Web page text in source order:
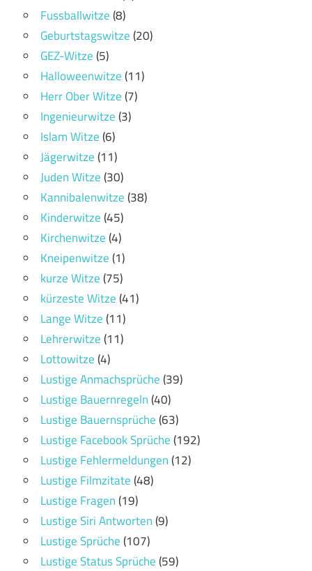
Fussballwitze(8)
Geburtstagswitze(20)
GEZ-Witze(5)
Halloweenwitze(11)
Herr Ober Witze(7)
Ingenieurwitze(3)
Islam Witze(6)
Jägerwitze(11)
Juden Witze(30)
Kannibalenwitze(38)
Kinderwitze(45)
Kirchenwitze(4)
Kneipenwitze(1)
kurze Witze(75)
kürzeste Witze(41)
Lange Witze(11)
Lehrerwitze(11)
Lottowitze(4)
Lustige Anmachsprüche(39)
Lustige Bauernregeln(40)
Lustige Bauernsprüche(63)
Lustige Facebook Sprüche(192)
Lustige Fehlermeldungen(12)
Lustige Filmzitate(48)
Lustige Fragen(19)
Lustige Siri Antworten(9)
Lustige Sprüche(107)
Lustige Status Sprüche(59)